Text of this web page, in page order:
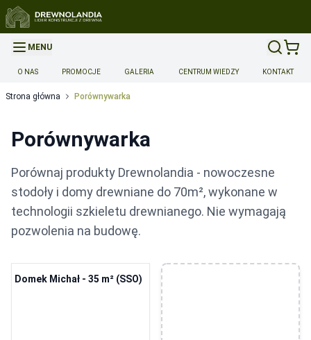
MENU
O NAS PROMOCJE GALERIA CENTRUM WIEDZY KONTAKT
Strona główna Porównywarka
Porównywarka
Porównaj produkty Drewnolandia - nowoczesne
stodoły i domy drewniane do 70m², wykonane w
technologii szkieletu drewnianego. Nie wymagają
pozwolenia na budowę.
Domek Michał - 35 m² (SSO)